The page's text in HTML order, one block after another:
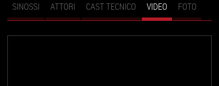
Schede primarie
SINOSSI ATTORI CAST TECNICO VIDEO (SCHEDA
ATTIVA)
FOTO